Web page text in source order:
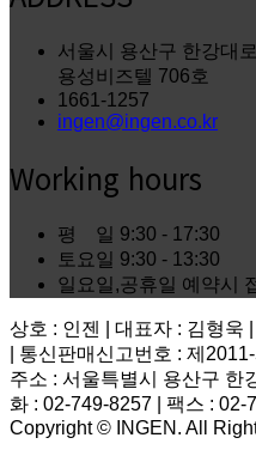
서울시 용산구 한강대
용성비즈텔 706호
1661-1257
ingen@ingen.co.kr
Working hours
평 일 9:30 - 17:30
토요일 9:30 - 13:30
일요일,공휴일 예약시
상호 : 인젠 | 대표자 : 김형욱
| 통신판매신고번호 : 제
주소 : 서울특별시 용산구 한
화 : 02-749-8257 | 팩스 : 02-
Copyright © INGEN. All